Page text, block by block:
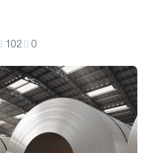
102 0